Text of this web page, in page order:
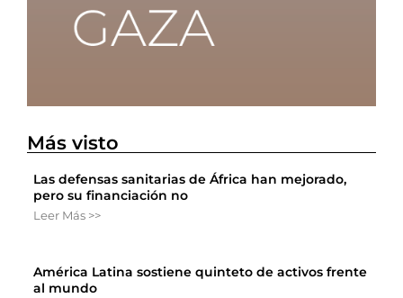
Más visto
Las defensas sanitarias de África han mejorado,
pero su financiación no
Leer Más >>
América Latina sostiene quinteto de activos frente
al mundo